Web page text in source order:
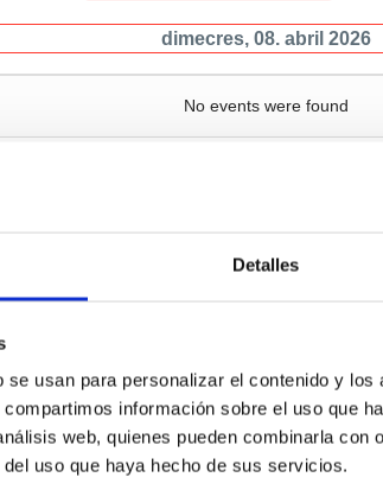
Detalles
usan para personalizar el contenido y
información sobre el uso que
web, quienes pueden combinarla con
uso que haya hecho de sus servicios.
dimecres, 08. abril 2026
No events were found
Serveis
portuaris
Bunkering
Serveis comercials
Negoci
SEA -